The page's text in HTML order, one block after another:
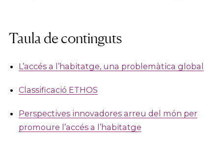
Taula de continguts
L’accés a l’habitatge, una problemàtica global
Classificació ETHOS
Perspectives innovadores arreu del món per
promoure l’accés a l’habitatge